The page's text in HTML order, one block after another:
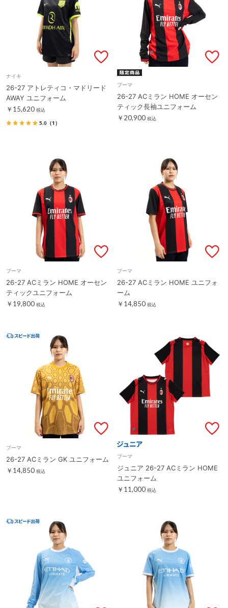
ナイキ
26-27 アトレティコ・マドリード
AWAY ユニフォーム
￥15,620 税込
5.0 （1）
プーマ
26-27 ACミラン HOME オーセン
ティック長袖ユニフォーム
￥20,900 税込
プーマ
26-27 ACミラン HOME オーセン
ティックユニフォーム
￥19,800 税込
プーマ
26-27 ACミラン HOME ユニフォ
ーム
￥14,850 税込
プーマ
26-27 ACミラン GK ユニフォーム
￥14,850 税込
プーマ
ジュニア 26-27 ACミラン HOME
ユニフォーム
￥11,000 税込